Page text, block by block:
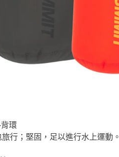
環
行；堅固，足以進行水上運動。